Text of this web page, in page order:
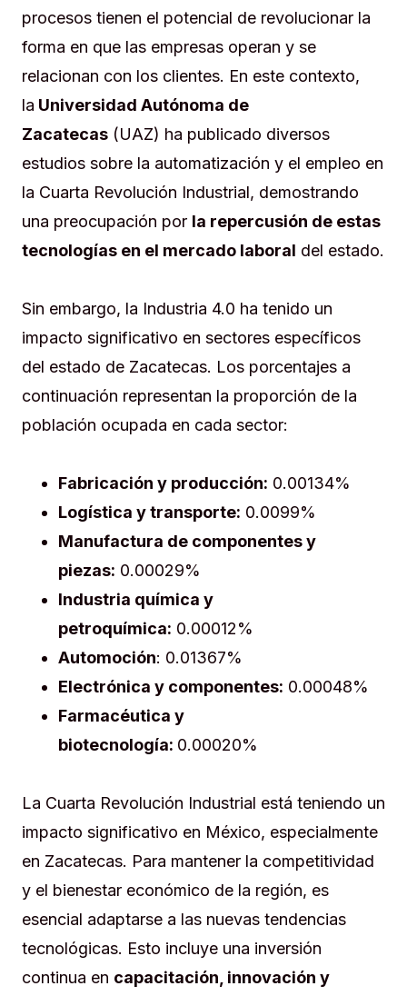
procesos tienen el potencial de revolucionar la
forma en que las empresas operan y se
relacionan con los clientes. En este contexto,
la Universidad Autónoma de
Zacatecas (UAZ) ha publicado diversos
estudios sobre la automatización y el empleo en
la Cuarta Revolución Industrial, demostrando
una preocupación por la repercusión de estas
tecnologías en el mercado laboral del estado.
Sin embargo, la Industria 4.0 ha tenido un
impacto significativo en sectores específicos
del estado de Zacatecas. Los porcentajes a
continuación representan la proporción de la
población ocupada en cada sector:
Fabricación y producción: 0.00134%
Logística y transporte: 0.0099%
Manufactura de componentes y
piezas: 0.00029%
Industria química y
petroquímica: 0.00012%
Automoción: 0.01367%
Electrónica y componentes: 0.00048%
Farmacéutica y
biotecnología: 0.00020%
La Cuarta Revolución Industrial está teniendo un
impacto significativo en México, especialmente
en Zacatecas. Para mantener la competitividad
y el bienestar económico de la región, es
esencial adaptarse a las nuevas tendencias
tecnológicas. Esto incluye una inversión
continua en capacitación, innovación y